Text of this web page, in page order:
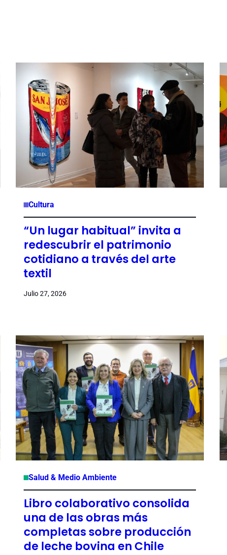
Cultura
“Un lugar habitual” invita a
redescubrir el patrimonio
cotidiano a través del arte
textil
Julio 27, 2026
Salud & Medio Ambiente
Libro colaborativo consolida
una de las obras más
completas sobre producción
de leche bovina en Chile